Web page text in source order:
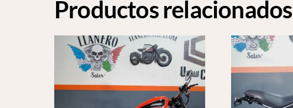
Productos relacionados